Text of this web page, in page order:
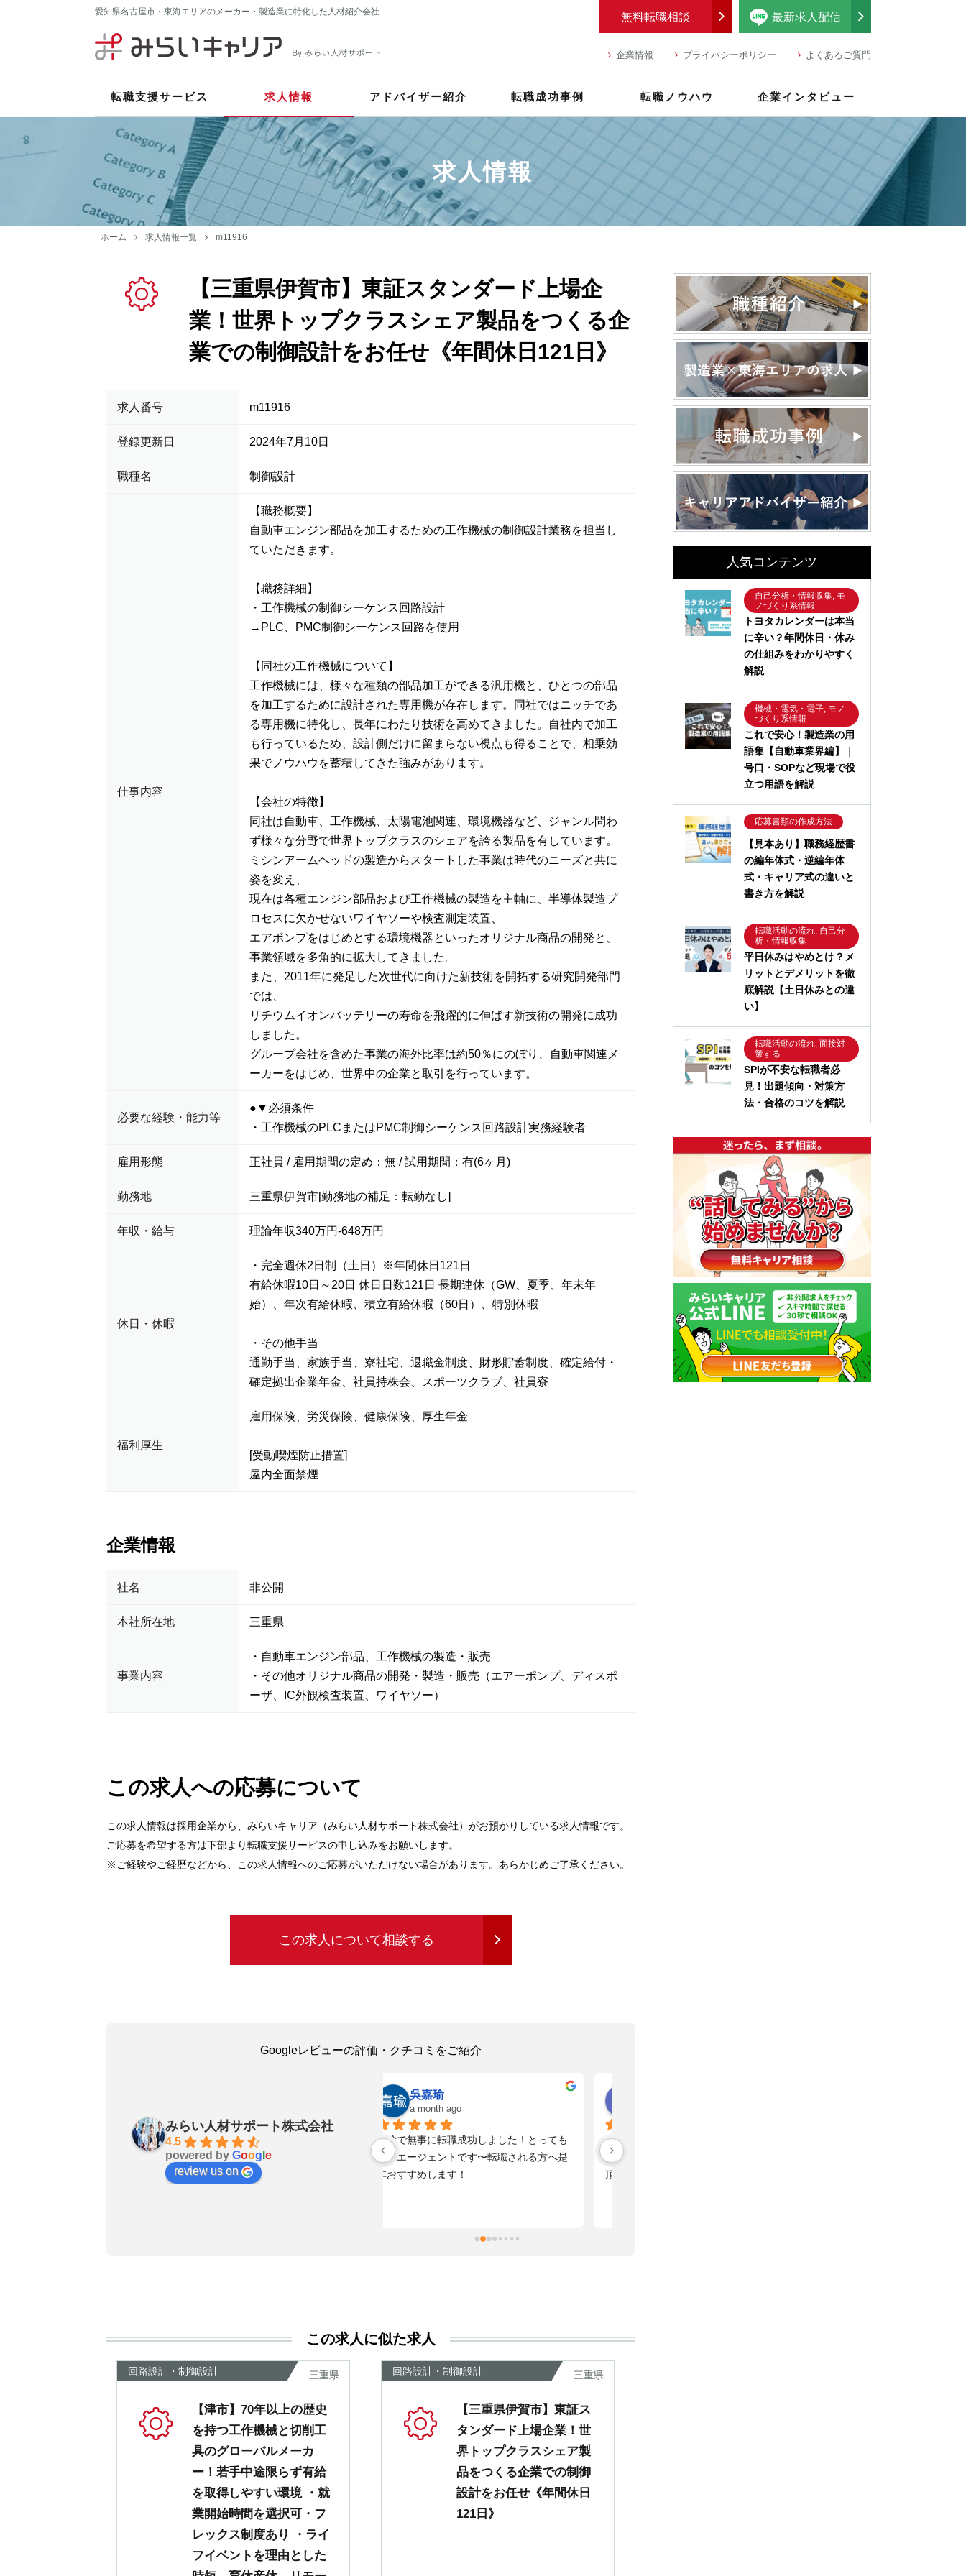
愛知県名古屋市・東海エリアのメーカー・製造業に特化した人材紹介会社 最新求人配信
無料転職相談
企業情報 プライバシーポリシー よくあるご質問
転職支援サービス 求人情報 アドバイザー紹介 転職成功事例 転職ノウハウ 企業インタビュー
求人情報
ホーム 求人情報一覧 m11916
【三重県伊賀市】東証スタンダード上場企
業！世界トップクラスシェア製品をつくる企
業での制御設計をお任せ《年間休日121日》
求人番号 m11916
登録更新日 2024年7月10日
職種名 制御設計
仕事内容
【職務概要】
自動車エンジン部品を加工するための工作機械の制御設計業務を担当し
ていただきます。
【職務詳細】
・工作機械の制御シーケンス回路設計
→PLC、PMC制御シーケンス回路を使用
【同社の工作機械について】
工作機械には、様々な種類の部品加工ができる汎用機と、ひとつの部品
を加工するために設計された専用機が存在します。同社ではニッチであ
る専用機に特化し、長年にわたり技術を高めてきました。自社内で加工
も行っているため、設計側だけに留まらない視点も得ることで、相乗効
果でノウハウを蓄積してきた強みがあります。
【会社の特徴】
同社は自動車、工作機械、太陽電池関連、環境機器など、ジャンル問わ
ず様々な分野で世界トップクラスのシェアを誇る製品を有しています。
ミシンアームヘッドの製造からスタートした事業は時代のニーズと共に
姿を変え、
現在は各種エンジン部品および工作機械の製造を主軸に、半導体製造プ
ロセスに欠かせないワイヤソーや検査測定装置、
エアポンプをはじめとする環境機器といったオリジナル商品の開発と、
事業領域を多角的に拡大してきました。
また、2011年に発足した次世代に向けた新技術を開拓する研究開発部門
では、
リチウムイオンバッテリーの寿命を飛躍的に伸ばす新技術の開発に成功
しました。
グループ会社を含めた事業の海外比率は約50％にのぼり、自動車関連メ
ーカーをはじめ、世界中の企業と取引を行っています。
必要な経験・能力等
●▼必須条件
・工作機械のPLCまたはPMC制御シーケンス回路設計実務経験者
雇用形態 正社員 / 雇用期間の定め：無 / 試用期間：有(6ヶ月)
勤務地 三重県伊賀市[勤務地の補足：転勤なし]
年収・給与 理論年収340万円-648万円
休日・休暇
・完全週休2日制（土日）※年間休日121日
有給休暇10日～20日 休日日数121日 長期連休（GW、夏季、年末年
始）、年次有給休暇、積立有給休暇（60日）、特別休暇
・その他手当
通勤手当、家族手当、寮社宅、退職金制度、財形貯蓄制度、確定給付・
確定拠出企業年金、社員持株会、スポーツクラブ、社員寮
福利厚生
雇用保険、労災保険、健康保険、厚生年金
[受動喫煙防止措置]
屋内全面禁煙
企業情報
社名 非公開
本社所在地 三重県
事業内容
・自動車エンジン部品、工作機械の製造・販売
・その他オリジナル商品の開発・製造・販売（エアーポンプ、ディスポ
ーザ、IC外観検査装置、ワイヤソー）
この求人への応募について
この求人情報は採用企業から、みらいキャリア（みらい人材サポート株式会社）がお預かりしている求人情報です。
ご応募を希望する方は下部より転職支援サービスの申し込みをお願いします。
※ご経験やご経歴などから、この求人情報へのご応募がいただけない場合があります。あらかじめご了承ください。
この求人について相談する
Googleレビューの評価・クチコミをご紹介
みらい人材サポート株式会社
4.5
powered byGoog le
review us on
お陰で無事に転職成功しました！とっても
良いエージェントです〜転職される方へ是
非おすすめします！
ゆうた
a month ago
寄り添う形で話も、し易く
とてもスピード感もあり真摯に向き合って
頂き感謝しております。
この求人に似た求人
回路設計・制御設計 三重県
【津市】70年以上の歴史
を持つ工作機械と切削工
具のグローバルメーカ
ー！若手中途限らず有給
を取得しやすい環境 ・就
業開始時間を選択可・フ
レックス制度あり ・ライ
フイベントを理由とした
回路設計・制御設計 三重県
【三重県伊賀市】東証ス
タンダード上場企業！世
界トップクラスシェア製
品をつくる企業での制御
設計をお任せ《年間休日
121日》
人気コンテンツ
自己分析・情報収集, モ
ノづくり系情報
トヨタカレンダーは本当
に辛い？年間休日・休み
の仕組みをわかりやすく
解説
機械・電気・電子, モノ
づくり系情報
これで安心！製造業の用
語集【自動車業界編】｜
号口・SOPなど現場で役
立つ用語を解説
応募書類の作成方法
【見本あり】職務経歴書
の編年体式・逆編年体
式・キャリア式の違いと
書き方を解説
転職活動の流れ, 自己分
析・情報収集
平日休みはやめとけ？メ
リットとデメリットを徹
底解説【土日休みとの違
い】
転職活動の流れ, 面接対
策する
SPIが不安な転職者必
見！出題傾向・対策方
法・合格のコツを解説